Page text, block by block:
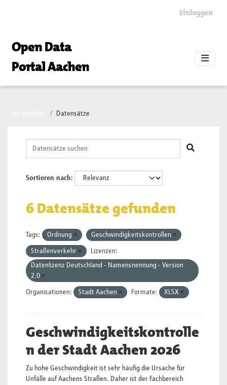
Einloggen
Open Data
Portal Aachen
Datensätze
Sortieren nach
6 Datensätze gefunden
Tags: Ordnung Geschwindigkeitskontrollen
Straßenverkehr
Lizenzen:
Datenlizenz Deutschland - Namensnennung - Version
2.0
Organisationen: Stadt Aachen Formate: XLSX
Geschwindigkeitskontrolle
n der Stadt Aachen 2026
Zu hohe Geschwindigkeit ist sehr häufig die Ursache für
Unfälle auf Aachens Straßen. Daher ist der Fachbereich